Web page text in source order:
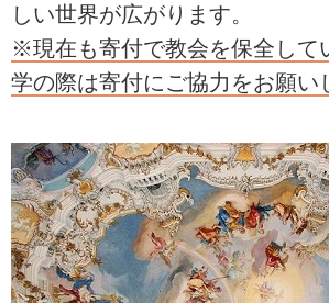
しい世界が広がります。
※現在も寄付で教会を保全して
学の際は寄付にご協力をお願い